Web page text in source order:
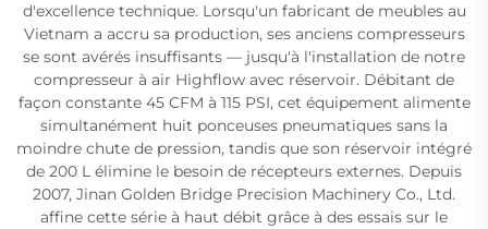
d'excellence technique. Lorsqu'un fabricant de meubles au
Vietnam a accru sa production, ses anciens compresseurs
se sont avérés insuffisants — jusqu'à l'installation de notre
compresseur à air Highflow avec réservoir. Débitant de
façon constante 45 CFM à 115 PSI, cet équipement alimente
simultanément huit ponceuses pneumatiques sans la
moindre chute de pression, tandis que son réservoir intégré
de 200 L élimine le besoin de récepteurs externes. Depuis
2007, Jinan Golden Bridge Precision Machinery Co., Ltd.
affine cette série à haut débit grâce à des essais sur le